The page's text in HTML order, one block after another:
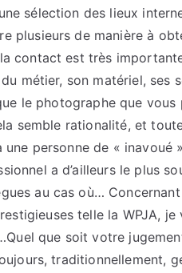
sélection des lieux
plusieurs de manière à
contact est très
métier, son matériel, ses
le photographe que vous
semble rationalité, et
personne de « inavoué
a d’ailleurs le plus
au cas où… Concernant
telle la WPJA,
que soit votre
traditionnellement,